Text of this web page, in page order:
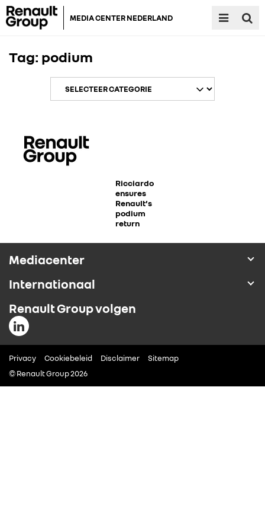
MEDIA CENTER NEDERLAND
RENAULT GROUP
ALLIANCE
FOTO’S & VIDEO’S
CONTACT
Tag: podium
Ricciardo
ensures
Renault’s
podium
return
Mediacenter
Internationaal
Renault Group volgen
Privacy Cookiebeleid Disclaimer
Sitemap
© Renault Group 2026